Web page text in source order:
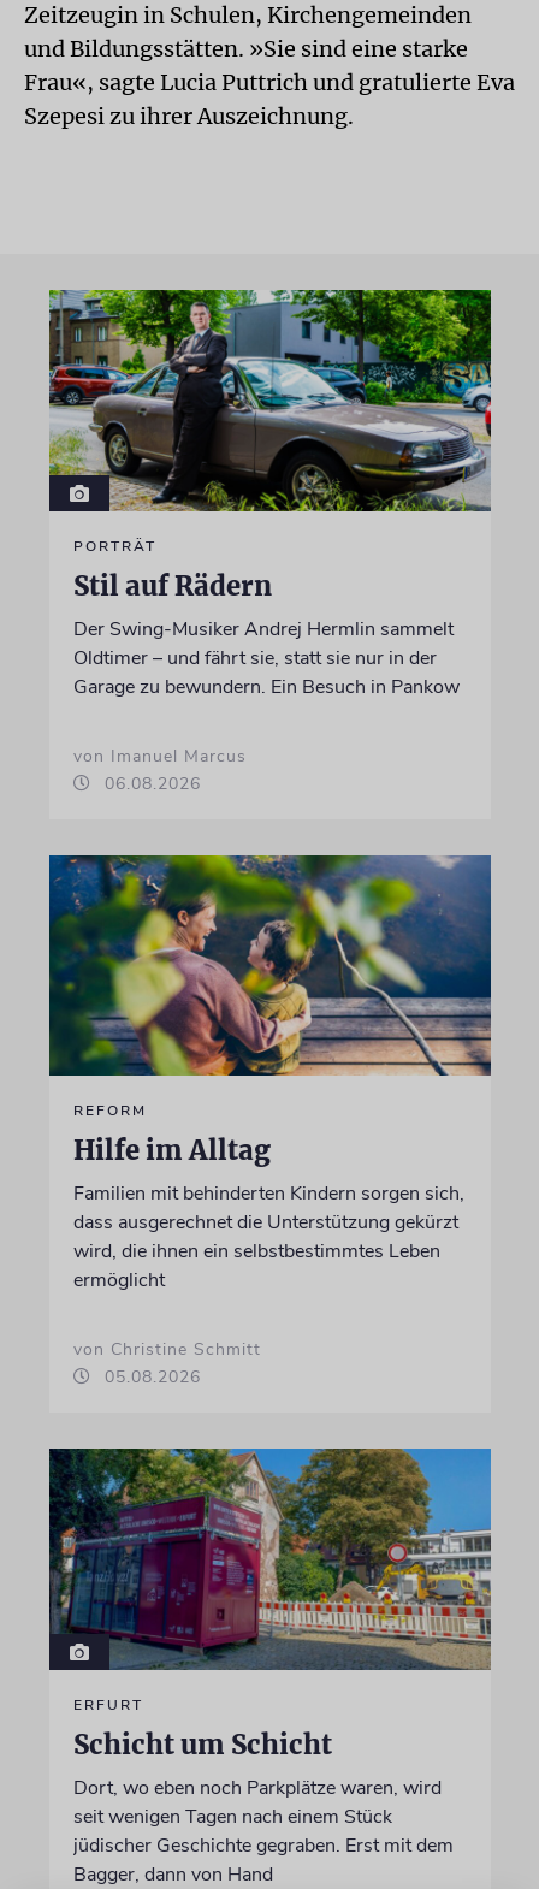
Zeitzeugin in Schulen, Kirchengemeinden
und Bildungsstätten. »Sie sind eine starke
Frau«, sagte Lucia Puttrich und gratulierte Eva
Szepesi zu ihrer Auszeichnung.
PORTRÄT
Stil auf Rädern
Der Swing-Musiker Andrej Hermlin sammelt
Oldtimer – und fährt sie, statt sie nur in der
Garage zu bewundern. Ein Besuch in Pankow
von Imanuel Marcus
06.08.2026
REFORM
Hilfe im Alltag
Familien mit behinderten Kindern sorgen sich,
dass ausgerechnet die Unterstützung gekürzt
wird, die ihnen ein selbstbestimmtes Leben
ermöglicht
von Christine Schmitt
05.08.2026
ERFURT
Schicht um Schicht
Dort, wo eben noch Parkplätze waren, wird
seit wenigen Tagen nach einem Stück
jüdischer Geschichte gegraben. Erst mit dem
Bagger, dann von Hand